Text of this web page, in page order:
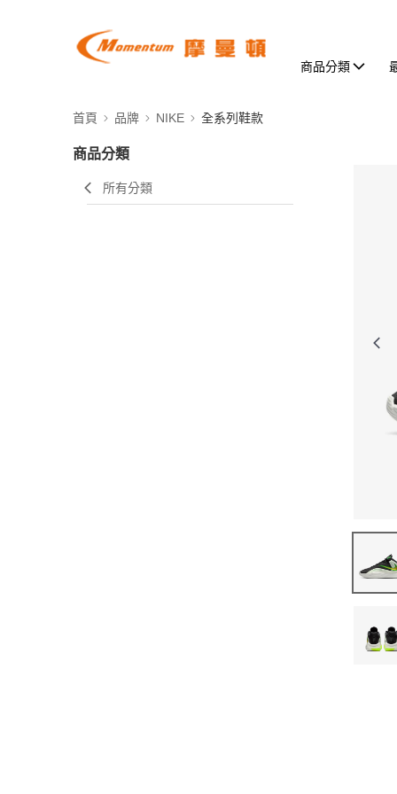
商品分類
首頁 品牌 NIKE 全系列鞋款
商品分類
所有分類